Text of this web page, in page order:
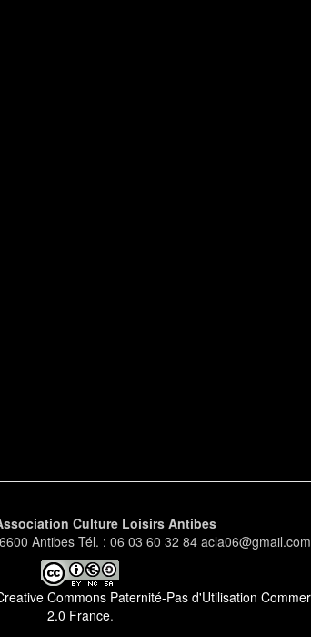
Culture Loisirs Antibes
Antibes Tél. : 06 03 60 32 84 acla06@gmail.com
Commons Paternité-Pas d'Utilisation
2.0 France.